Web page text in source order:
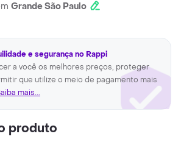
Grande São Paulo
e segurança no Rappi
a você os melhores preços, proteger
que utilize o meio de pagamento mais
mais...
produto